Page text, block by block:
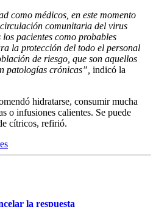
como médicos, en este momento
comunitaria del virus
pacientes como probables
la protección del todo el personal
de riesgo, que son aquellos
patologías crónicas”, indicó la
hidratarse, consumir mucha
o infusiones calientes. Se puede
cítricos, refirió.
la respuesta